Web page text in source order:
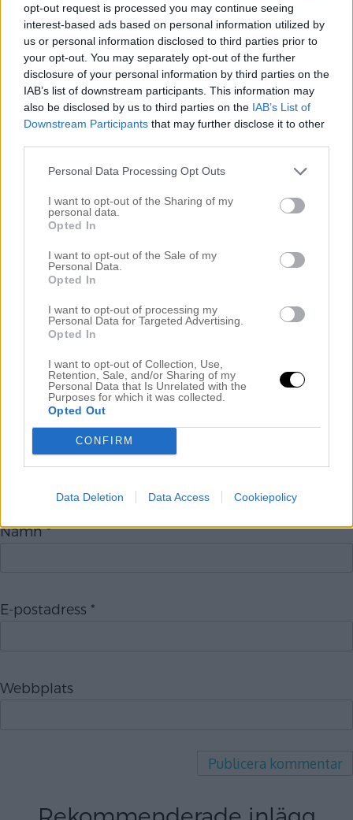
opt-out request is processed you may continue seeing
interest-based ads based on personal information utilized by
us or personal information disclosed to third parties prior to
your opt-out. You may separately opt-out of the further
disclosure of your personal information by third parties on the
IAB’s list of downstream participants. This information may
also be disclosed by us to third parties on the IAB’s List of
Downstream Participants that may further disclose it to other
Personal Data Processing Opt Outs
I want to opt-out of the Sharing of my
personal data.
Opted In
I want to opt-out of the Sale of my
Personal Data.
Opted In
I want to opt-out of processing my
Personal Data for Targeted Advertising.
Opted In
I want to opt-out of Collection, Use,
Retention, Sale, and/or Sharing of my
Personal Data that Is Unrelated with the
Purposes for which it was collected.
Opted Out
CONFIRM
Data Deletion Data Access Cookiepolicy
Share this article - choose your platform:
Inläggsnavigering
Fredagsmiddag –
Bouillabaisse & Frozen
En helg tillsammans
Lämna ett svar
Din e-postadress kommer inte publiceras.
Kommentar*
Namn*
E-postadress *
Webbplats